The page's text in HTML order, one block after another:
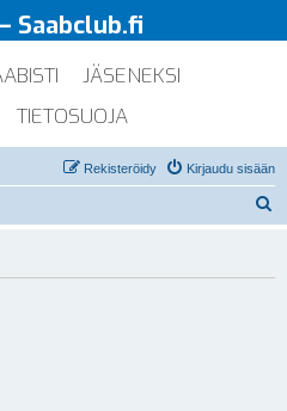
Saabclub.fi
JÄSENEKSI
TIETOSUOJA
Kirjaudu sisään
Rekisteröidy